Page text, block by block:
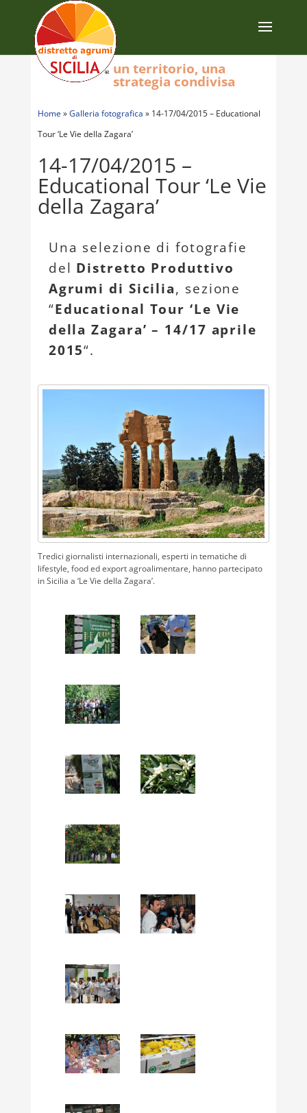
Home »Galleria fotografica » 14-17/04/2015 – Educational
Tour ‘Le Vie della Zagara’
14-17/04/2015 –
Educational Tour ‘Le Vie
della Zagara’
Una selezione di fotografie
del Distretto Produttivo
Agrumi di Sicilia, sezione
“Educational Tour ‘Le Vie
della Zagara’ – 14/17 aprile
2015“.
Tredici giornalisti internazionali, esperti in tematiche di
lifestyle, food ed export agroalimentare, hanno partecipato
in Sicilia a ‘Le Vie della Zagara’.
un territorio, una
strategia condivisa